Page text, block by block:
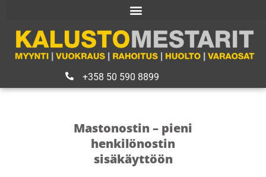
+358 50 590 8899
Mastonostin – pieni
henkilönostin
sisäkäyttöön